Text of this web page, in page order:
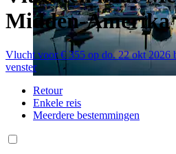
Midden-Amerika
Vlucht voor € 355 op do. 22 okt 2026
venster
Retour
Enkele reis
Meerdere bestemmingen